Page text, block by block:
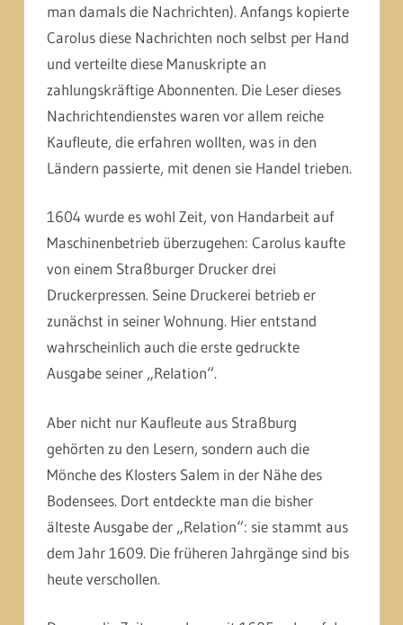
man damals die Nachrichten). Anfangs kopierte
Carolus diese Nachrichten noch selbst per Hand
und verteilte diese Manuskripte an
zahlungskräftige Abonnenten. Die Leser dieses
Nachrichtendienstes waren vor allem reiche
Kaufleute, die erfahren wollten, was in den
Ländern passierte, mit denen sie Handel trieben.
1604 wurde es wohl Zeit, von Handarbeit auf
Maschinenbetrieb überzugehen: Carolus kaufte
von einem Straßburger Drucker drei
Druckerpressen. Seine Druckerei betrieb er
zunächst in seiner Wohnung. Hier entstand
wahrscheinlich auch die erste gedruckte
Ausgabe seiner „Relation“.
Aber nicht nur Kaufleute aus Straßburg
gehörten zu den Lesern, sondern auch die
Mönche des Klosters Salem in der Nähe des
Bodensees. Dort entdeckte man die bisher
älteste Ausgabe der „Relation“: sie stammt aus
dem Jahr 1609. Die früheren Jahrgänge sind bis
heute verschollen.